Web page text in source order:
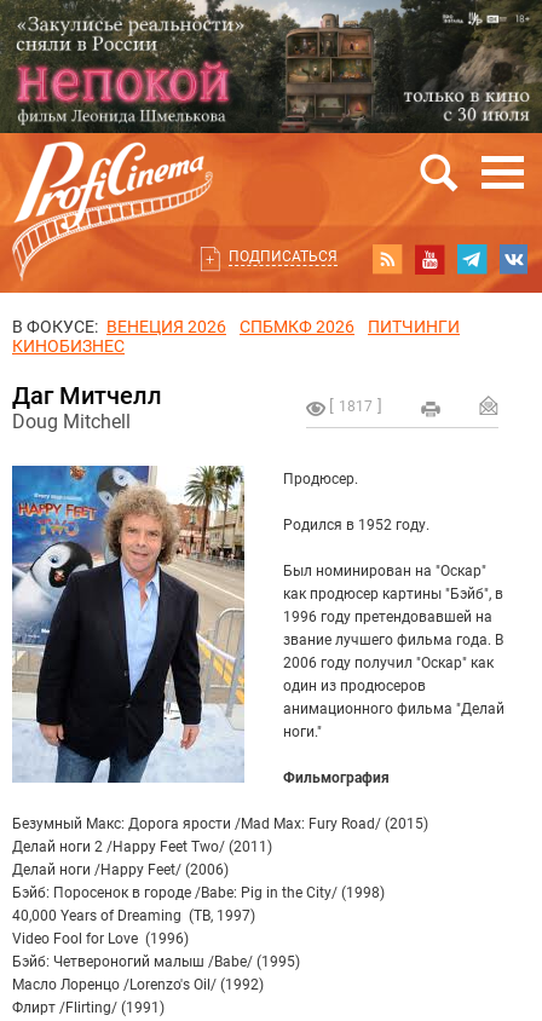
ПОДПИСАТЬСЯ
В ФОКУСЕ: ВЕНЕЦИЯ 2026 СПБМКФ 2026
ПИТЧИНГИ
КИНОБИЗНЕС
1817
Даг Митчелл
Doug Mitchell
Продюсер.
Родился в 1952 году.
Был номинирован на "Оскар"
как продюсер картины "Бэйб", в
1996 году претендовавшей на
звание лучшего фильма года. В
2006 году получил "Оскар" как
один из продюсеров
анимационного фильма "Делай
ноги."
Фильмография
Безумный Макс: Дорога ярости /Mad Max: Fury Road/ (2015)
Делай ноги 2 /Happy Feet Two/ (2011)
Делай ноги /Happy Feet/ (2006)
Бэйб: Поросенок в городе /Babe: Pig in the City/ (1998)
40,000 Years of Dreaming (ТВ, 1997)
Video Fool for Love (1996)
Бэйб: Четвероногий малыш /Babe/ (1995)
Масло Лоренцо /Lorenzo's Oil/ (1992)
Флирт /Flirting/ (1991)